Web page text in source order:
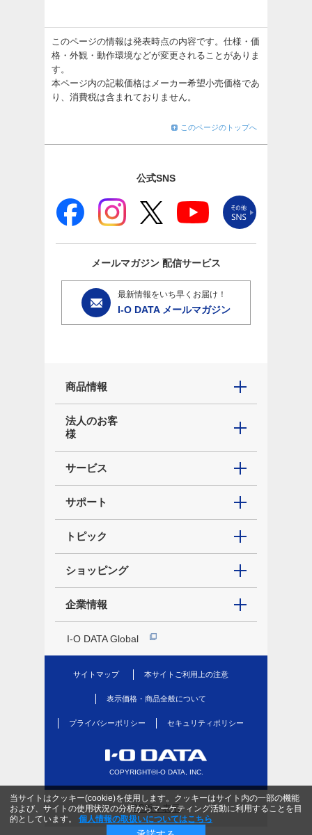
このページの情報は発表時点の内容です。仕様・価
格・外観・動作環境などが変更されることがありま
す。
本ページ内の記載価格はメーカー希望小売価格であ
り、消費税は含まれておりません。
このページのトップへ
公式SNS
メールマガジン 配信サービス
最新情報をいち早くお届け！
I-O DATA メールマガジン
商品情報
法人のお客
様
サービス
サポート
トピック
ショッピング
企業情報
I-O DATA Global
サイトマップ 本サイトご利用上の注意
表示価格・商品全般について
プライバシーポリシー セキュリティポリシー
COPYRIGHT©I-O DATA, INC.
当サイトはクッキー(cookie)を使用します。クッキーはサイト内の一部の機能
および、サイトの使用状況の分析からマーケティング活動に利用することを目
的としています。
個人情報の取扱いについてはこちら
PC版を表示